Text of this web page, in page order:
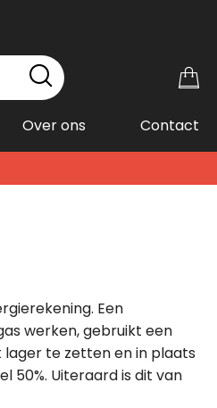
Over ons Contact
Een
werken, gebruikt een
te zetten en in plaats
50%. Uiteraard is dit van